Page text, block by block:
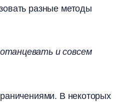
разные методы
и совсем
В некоторых